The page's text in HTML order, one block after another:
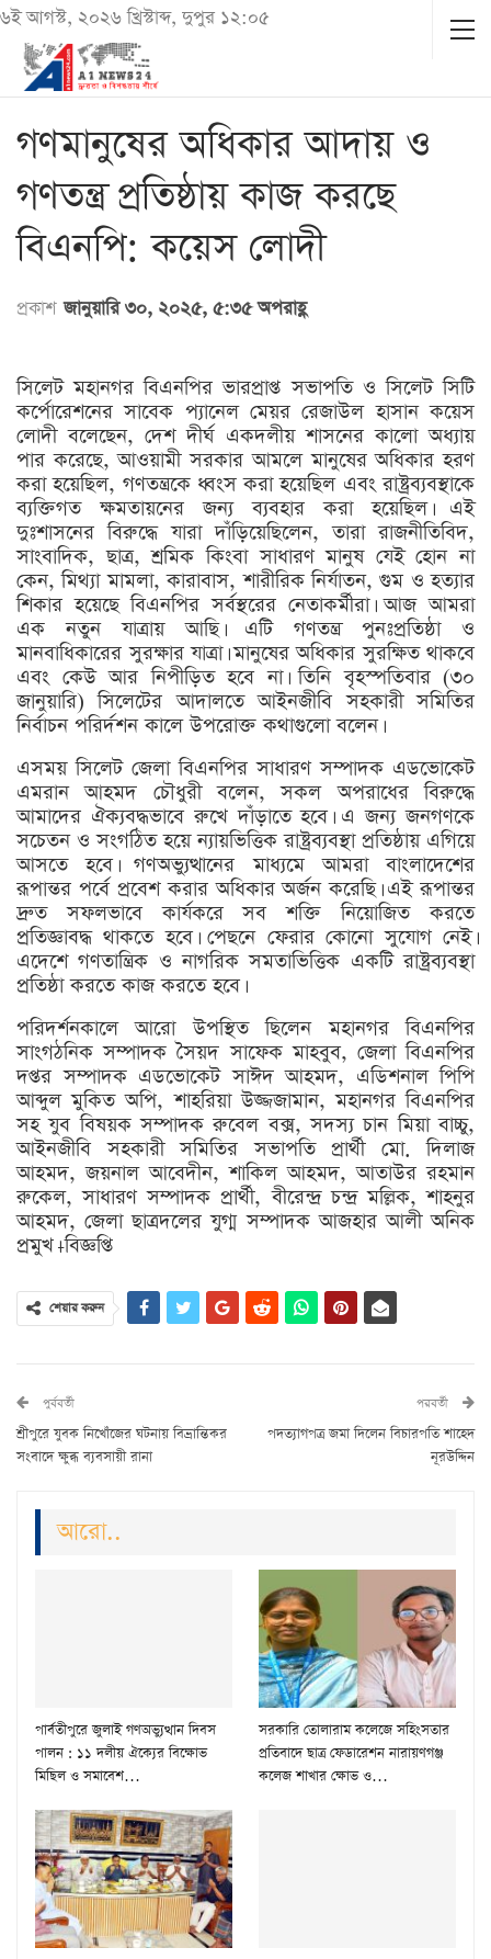
৬ই আগস্ট, ২০২৬ খ্রিস্টাব্দ, দুপুর ১২:০৫
গণমানুষের অধিকার আদায় ও
গণতন্ত্র প্রতিষ্ঠায় কাজ করছে
বিএনপি: কয়েস লোদী
প্রকাশ জানুয়ারি ৩০, ২০২৫, ৫:৩৫ অপরাহ্ণ
সিলেট মহানগর বিএনপির ভারপ্রাপ্ত সভাপতি ও সিলেট সিটি
কর্পোরেশনের সাবেক প্যানেল মেয়র রেজাউল হাসান কয়েস
লোদী বলেছেন, দেশ দীর্ঘ একদলীয় শাসনের কালো অধ্যায়
পার করেছে, আওয়ামী সরকার আমলে মানুষের অধিকার হরণ
করা হয়েছিল, গণতন্ত্রকে ধ্বংস করা হয়েছিল এবং রাষ্ট্রব্যবস্থাকে
ব্যক্তিগত ক্ষমতায়নের জন্য ব্যবহার করা হয়েছিল। এই
দুঃশাসনের বিরুদ্ধে যারা দাঁড়িয়েছিলেন, তারা রাজনীতিবিদ,
সাংবাদিক, ছাত্র, শ্রমিক কিংবা সাধারণ মানুষ যেই হোন না
কেন, মিথ্যা মামলা, কারাবাস, শারীরিক নির্যাতন, গুম ও হত্যার
শিকার হয়েছে বিএনপির সর্বস্থরের নেতাকর্মীরা। আজ আমরা
এক নতুন যাত্রায় আছি। এটি গণতন্ত্র পুনঃপ্রতিষ্ঠা ও
মানবাধিকারের সুরক্ষার যাত্রা। মানুষের অধিকার সুরক্ষিত থাকবে
এবং কেউ আর নিপীড়িত হবে না। তিনি বৃহস্পতিবার (৩০
জানুয়ারি) সিলেটের আদালতে আইনজীবি সহকারী সমিতির
নির্বাচন পরির্দশন কালে উপরোক্ত কথাগুলো বলেন।
এসময় সিলেট জেলা বিএনপির সাধারণ সম্পাদক এডভোকেট
এমরান আহমদ চৌধুরী বলেন, সকল অপরাধের বিরুদ্ধে
আমাদের ঐক্যবদ্ধভাবে রুখে দাঁড়াতে হবে। এ জন্য জনগণকে
সচেতন ও সংগঠিত হয়ে ন্যায়ভিত্তিক রাষ্ট্রব্যবস্থা প্রতিষ্ঠায় এগিয়ে
আসতে হবে। গণঅভ্যুত্থানের মাধ্যমে আমরা বাংলাদেশের
রূপান্তর পর্বে প্রবেশ করার অধিকার অর্জন করেছি। এই রূপান্তর
দ্রুত সফলভাবে কার্যকরে সব শক্তি নিয়োজিত করতে
প্রতিজ্ঞাবদ্ধ থাকতে হবে। পেছনে ফেরার কোনো সুযোগ নেই।
এদেশে গণতান্ত্রিক ও নাগরিক সমতাভিত্তিক একটি রাষ্ট্রব্যবস্থা
প্রতিষ্ঠা করতে কাজ করতে হবে।
পরিদর্শনকালে আরো উপস্থিত ছিলেন মহানগর বিএনপির
সাংগঠনিক সম্পাদক সৈয়দ সাফেক মাহবুব, জেলা বিএনপির
দপ্তর সম্পাদক এডভোকেট সাঈদ আহমদ, এডিশনাল পিপি
আব্দুল মুকিত অপি, শাহরিয়া উজ্জজামান, মহানগর বিএনপির
সহ যুব বিষয়ক সম্পাদক রুবেল বক্স, সদস্য চান মিয়া বাচ্চু,
আইনজীবি সহকারী সমিতির সভাপতি প্রার্থী মো. দিলাজ
আহমদ, জয়নাল আবেদীন, শাকিল আহমদ, আতাউর রহমান
রুকেল, সাধারণ সম্পাদক প্রার্থী, বীরেন্দ্র চন্দ্র মল্লিক, শাহনুর
আহমদ, জেলা ছাত্রদলের যুগ্ম সম্পাদক আজহার আলী অনিক
প্রমুখ।-বিজ্ঞপ্তি
শেয়ার করুন
পুর্ববর্তী
শ্রীপুরে যুবক নিখোঁজের ঘটনায় বিভ্রান্তিকর
সংবাদে ক্ষুব্ধ ব্যবসায়ী রানা
পরবর্তী
পদত্যাগপত্র জমা দিলেন বিচারপতি শাহেদ
নূরউদ্দিন
আরো..
পার্বতীপুরে জুলাই গণঅভ্যুত্থান দিবস
পালন : ১১ দলীয় ঐক্যের বিক্ষোভ
মিছিল ও সমাবেশ…
‎সরকারি তোলারাম কলেজে সহিংসতার
প্রতিবাদে ছাত্র ফেডারেশন নারায়ণগঞ্জ
কলেজ শাখার ক্ষোভ ও…